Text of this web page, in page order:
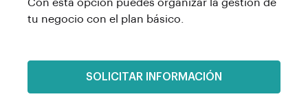
Con esta opción puedes organizar la gestión de
tu negocio con el plan básico.
SOLICITAR INFORMACIÓN